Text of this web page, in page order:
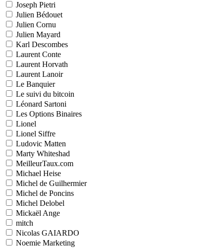
Joseph Pietri
Julien Bédouet
Julien Cornu
Julien Mayard
Karl Descombes
Laurent Conte
Laurent Horvath
Laurent Lanoir
Le Banquier
Le suivi du bitcoin
Léonard Sartoni
Les Options Binaires
Lionel
Lionel Siffre
Ludovic Matten
Marty Whiteshad
MeilleurTaux.com
Michael Heise
Michel de Guilhermier
Michel de Poncins
Michel Delobel
Mickaël Ange
mitch
Nicolas GAIARDO
Noemie Marketing